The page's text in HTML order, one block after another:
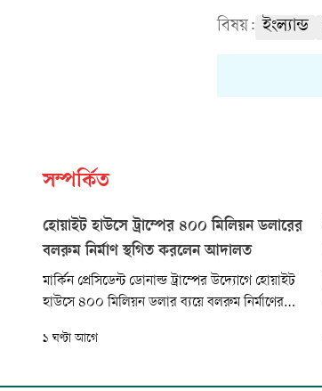
বিষয়: ইংল্যান্ড
সম্পর্কিত
হোয়াইট হাউসে ট্রাম্পের ৪০০ মিলিয়ন ডলারের
বলরুম নির্মাণ স্থগিত করলেন আদালত
মার্কিন প্রেসিডেন্ট ডোনাল্ড ট্রাম্পের উদ্যোগে হোয়াইট
হাউসে ৪০০ মিলিয়ন ডলার ব্যয়ে বলরুম নির্মাণের
একটি ফেডারেল আপিল আদালত। আদালত
১ ঘণ্টা আগে